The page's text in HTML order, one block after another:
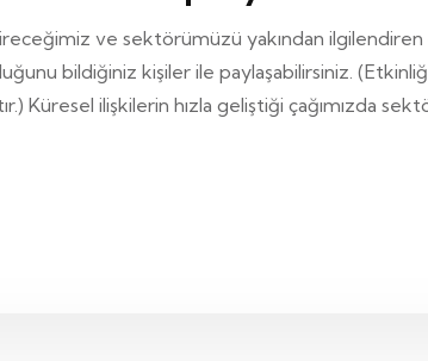
ve sektörümüzü yakından ilgilendiren
bildiğiniz kişiler ile paylaşabilirsiniz.
Küresel ilişkilerin hızla geliştiği çağımızda